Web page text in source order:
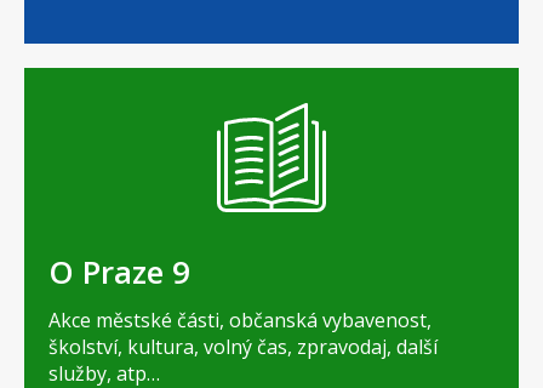
O Praze 9
Akce městské části, občanská vybavenost,
školství, kultura, volný čas, zpravodaj, další
služby, atp…